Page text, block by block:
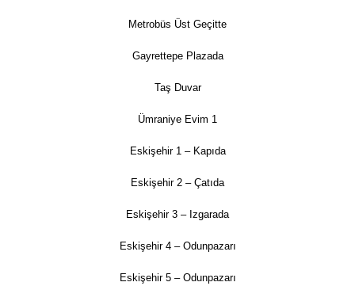
Metrobüs Üst Geçitte
Gayrettepe Plazada
Taş Duvar
Ümraniye Evim 1
Eskişehir 1 – Kapıda
Eskişehir 2 – Çatıda
Eskişehir 3 – Izgarada
Eskişehir 4 – Odunpazarı
Eskişehir 5 – Odunpazarı